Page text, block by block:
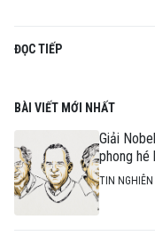
ĐỌC TIẾP
BÀI VIẾT MỚI NHẤT
Giải
phong
TIN NGHIÊN